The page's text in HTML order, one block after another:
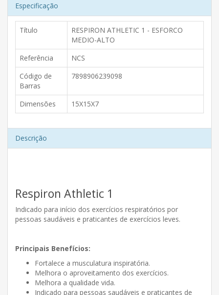
Especificação
Título
RESPIRON ATHLETIC 1 - ESFORCO
MEDIO-ALTO
Referência
NCS
Código de
Barras
7898906239098
Dimensões 15X15X7
Descrição
Respiron Athletic 1
Indicado para início dos exercícios respiratórios por
pessoas saudáveis e praticantes de exercícios leves.
Principais Benefícios:
Fortalece a musculatura inspiratória.
Melhora o aproveitamento dos exercícios.
Melhora a qualidade vida.
Indicado para pessoas saudáveis e praticantes de